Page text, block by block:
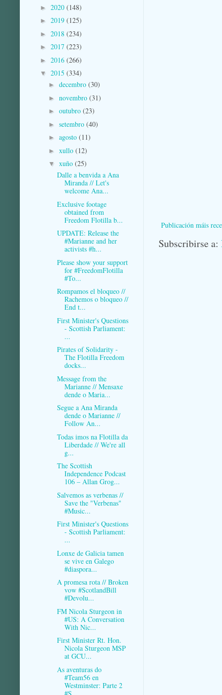
Publicación máis
Subscribirse a:
► 2020 (148)
► 2019 (125)
► 2018 (234)
► 2017 (223)
► 2016 (266)
▼ 2015 (334)
► decembro (30)
► novembro (31)
► outubro (23)
► setembro (40)
► agosto (11)
► xullo (12)
▼ xuño (25)
Dalle a benvida a Ana
Miranda // Let's
welcome Ana...
Exclusive footage
obtained from
Freedom Flotilla b...
UPDATE: Release the
#Marianne and her
activists #h...
Please show your support
for #FreedomFlotilla
#To...
Rompamos el bloqueo //
Rachemos o bloqueo //
End t...
First Minister's Questions
- Scottish Parliament:
...
Pirates of Solidarity -
The Flotilla Freedom
docks...
Message from the
Marianne // Mensaxe
dende o Maria...
Segue a Ana Miranda
dende o Marianne //
Follow An...
Todas imos na Flotilla da
Liberdade // We're all
g...
The Scottish
Independence Podcast
106 – Allan Grog...
Salvemos as verbenas //
Save the "Verbenas"
#Music...
First Minister's Questions
- Scottish Parliament:
...
Lonxe de Galicia tamen
se vive en Galego
#diaspora...
A promesa rota // Broken
vow #ScotlandBill
#Devolu...
FM Nicola Sturgeon in
#US: A Conversation
With Nic...
First Minister Rt. Hon.
Nicola Sturgeon MSP
at GCU...
As aventuras do
#Team56 en
Westminster: Parte 2
#S...